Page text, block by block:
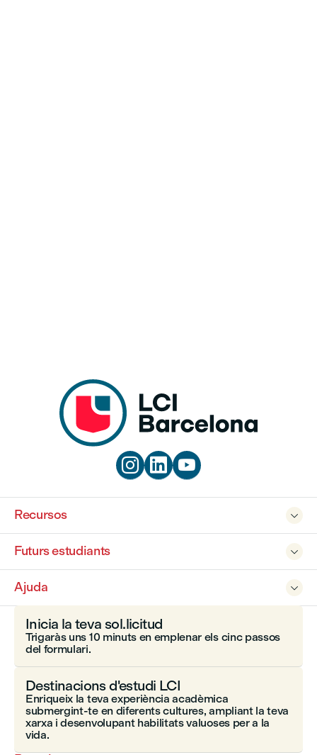
  

Recursos

Futurs estudiants

Ajuda
Inicia la teva sol.licitud
Trigaràs uns 10 minuts en emplenar els cinc passos
del formulari.
Destinacions d'estudi LCI
Enriqueix la teva experiència acadèmica
submergint-te en diferents cultures, ampliant la teva
xarxa i desenvolupant habilitats valuoses per a la
vida.